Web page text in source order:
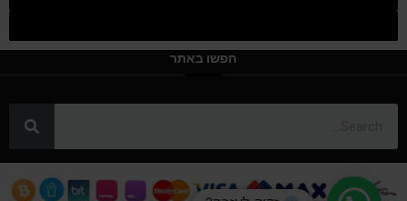
חפשו באתר